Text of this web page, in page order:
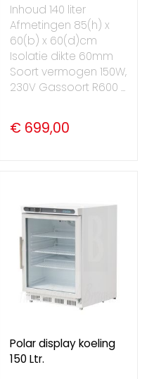
Inhoud 140 liter
Afmetingen 85(h) x
60(b) x 60(d)cm
Isolatie dikte 60mm
Soort vermogen 150W,
230V Gassoort R600 ...
€ 699,00
Polar display koeling
150 Ltr.